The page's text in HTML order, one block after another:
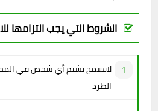
الشروط التي يجب التزامها
لايسمح بشتم أي شخص في
الطرد